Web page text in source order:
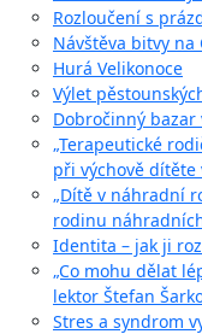
Rozloučení s
Návštěva bitvy na
Hurá Velikonoce
Výlet
Dobročinný bazar
„Terapeutické
při výchově dítěte
„Dítě v náhradní
rodinu
Identita – jak ji
„Co mohu dělat
lektor Štefan
Stres a syndrom